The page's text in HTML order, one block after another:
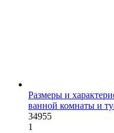
Размеры и
ванной комнаты и
34955
1